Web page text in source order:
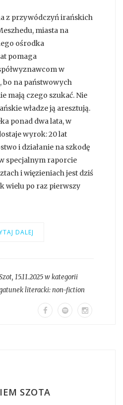
z przywódczyń irańskich
miasta na
ośrodka
pomaga
w
bo na państwowych
mają czego szukać. Nie
władze ją aresztują.
ponad dwa lata, w
wyrok: 20 lat
i działanie na szkodę
specjalnym raporcie
i więzieniach jest dziś
wielu po raz pierwszy
DALEJ
, 15.11.2025 w kategorii
literacki:non-fiction
SZOTA